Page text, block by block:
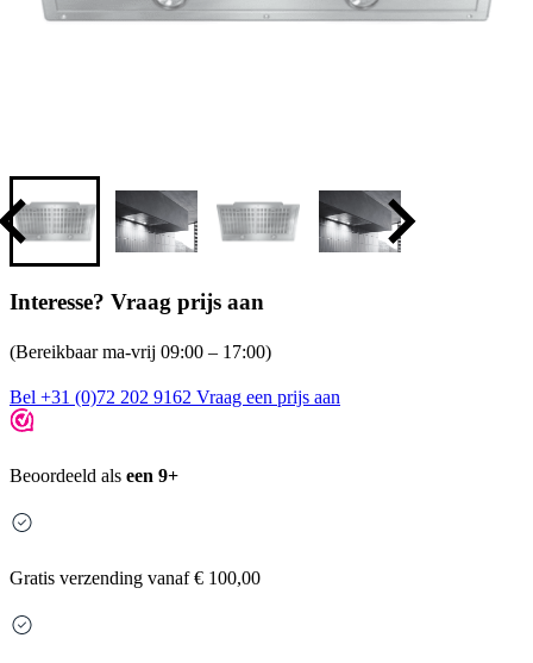
Interesse? Vraag prijs aan
(Bereikbaar ma-vrij 09:00 – 17:00)
Bel +31 (0)72 202 9162 Vraag een prijs aan
Beoordeeld als een 9+
Gratis verzending vanaf € 100,00